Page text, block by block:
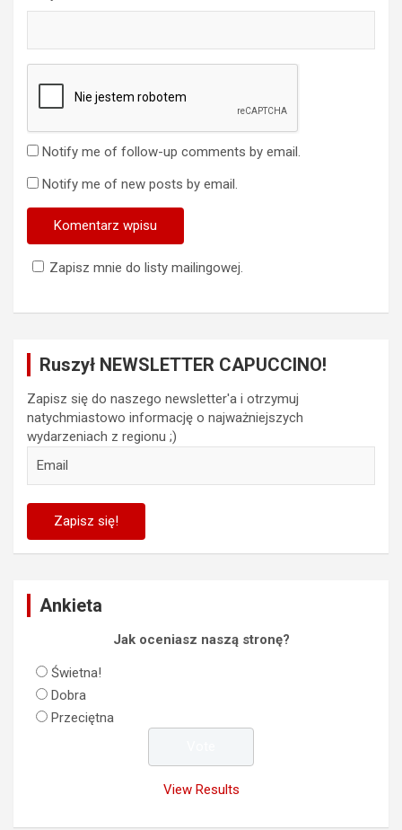
Notify me of follow-up comments by email.
Notify me of new posts by email.
Zapisz mnie do listy mailingowej.
Ruszył NEWSLETTER CAPUCCINO!
Zapisz się do naszego newsletter'a i otrzymuj
natychmiastowo informację o najważniejszych
wydarzeniach z regionu ;)
Ankieta
Jak oceniasz naszą stronę?
Świetna!
Dobra
Przeciętna
View Results